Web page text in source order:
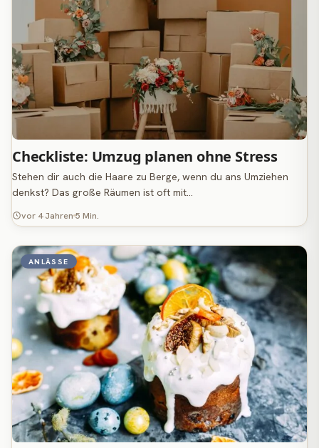
Checkliste: Umzug planen ohne Stress
Stehen dir auch die Haare zu Berge, wenn du ans Umziehen
denkst? Das große Räumen ist oft mit…
vor 4 Jahren 5 Min.
ANLÄSSE